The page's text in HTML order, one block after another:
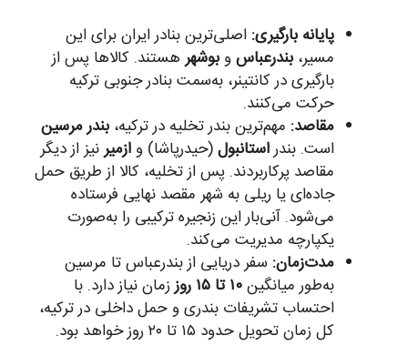
پایانه بارگیری: اصلی‌ترین بنادر ایران برای این
مسیر، بندرعباسوبوشهرهستند. کالاها پس از
بارگیری در کانتینر، به‌سمت بنادر جنوبی ترکیه
حرکت می‌کنند.
مقاصد: مهم‌ترین بندر تخلیه در ترکیه، بندر مرسین
است. بندراستانبول(حیدرپاشا) وازمیرنیز از دیگر
مقاصد پرکاربردند. پس از تخلیه، کالا از طریق حمل
جاده‌ای یا ریلی به شهر مقصد نهایی فرستاده
می‌شود. آنی‌بار این زنجیره ترکیبی را به‌صورت
یکپارچه مدیریت می‌کند.
مدت‌زمان: سفر دریایی از بندرعباس تا مرسین
به‌طور میانگین۱۰ تا ۱۵ روز
زمان نیاز دارد. با
احتساب تشریفات بندری و حمل داخلی در ترکیه،
کل زمان تحویل حدود ۱۵ تا ۲۰ روز خواهد بود.